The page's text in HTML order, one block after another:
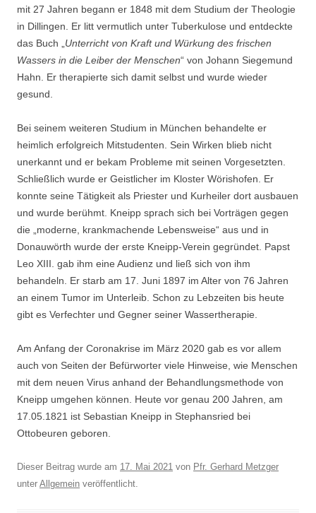
mit 27 Jahren begann er 1848 mit dem Studium der Theologie
in Dillingen. Er litt vermutlich unter Tuberkulose und entdeckte
das Buch „Unterricht von Kraft und Würkung des frischen
Wassers in die Leiber der Menschen“ von Johann Siegemund
Hahn. Er therapierte sich damit selbst und wurde wieder
gesund.
Bei seinem weiteren Studium in München behandelte er
heimlich erfolgreich Mitstudenten. Sein Wirken blieb nicht
unerkannt und er bekam Probleme mit seinen Vorgesetzten.
Schließlich wurde er Geistlicher im Kloster Wörishofen. Er
konnte seine Tätigkeit als Priester und Kurheiler dort ausbauen
und wurde berühmt. Kneipp sprach sich bei Vorträgen gegen
die „moderne, krankmachende Lebensweise“ aus und in
Donauwörth wurde der erste Kneipp-Verein gegründet. Papst
Leo XIII. gab ihm eine Audienz und ließ sich von ihm
behandeln. Er starb am 17. Juni 1897 im Alter von 76 Jahren
an einem Tumor im Unterleib. Schon zu Lebzeiten bis heute
gibt es Verfechter und Gegner seiner Wassertherapie.
Am Anfang der Coronakrise im März 2020 gab es vor allem
auch von Seiten der Befürworter viele Hinweise, wie Menschen
mit dem neuen Virus anhand der Behandlungsmethode von
Kneipp umgehen können. Heute vor genau 200 Jahren, am
17.05.1821 ist Sebastian Kneipp in Stephansried bei
Ottobeuren geboren.
Dieser Beitrag wurde am 17. Mai 2021 von Pfr. Gerhard Metzger
unter Allgemein veröffentlicht.